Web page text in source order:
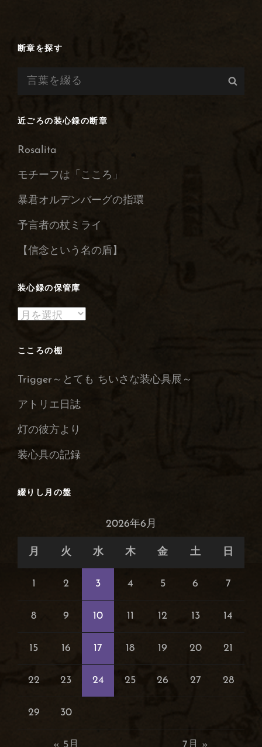
断章を探す
検
近ごろの装心録の断章
Rosalita
モチーフは「こころ」
暴君オルデンバーグの指環
予言者の杖ミライ
【信念という名の盾】
装心録の保管庫
装
録
保
こころの棚
Trigger～とても ちいさな装心具展～
アトリエ日誌
灯の彼方より
装心具の記録
綴りし月の盤
2026年6月
月 火 水 木 金 土 日
1 2 3 4 5 6 7
8 9 10 11 12 13 14
15 16 17 18 19 20 21
22 23 24 25 26 27 28
29 30